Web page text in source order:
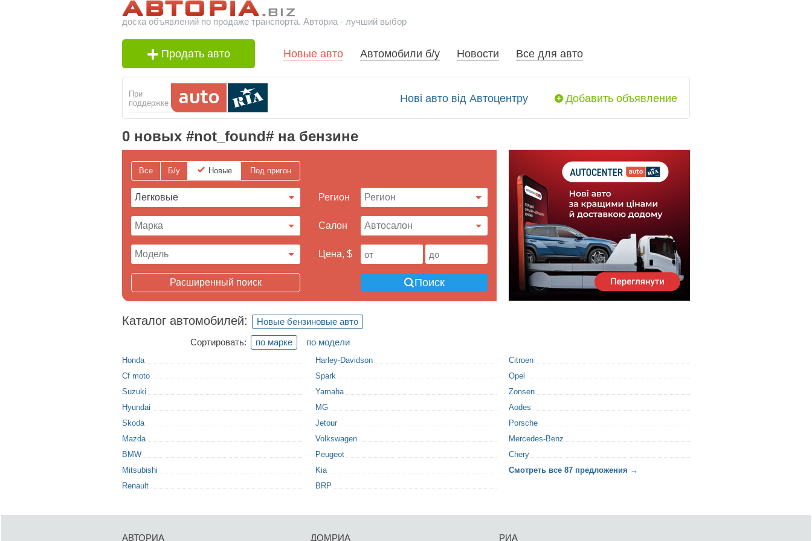
доска объявлений по продаже транспорта. Авториа - лучший выбор
Продать авто Новые авто Автомобили б/у Новости Все для авто
При
поддержке
Нові авто від Автоцентру Добавить объявление
0 новых #not_found# на бензине
Все Б/у Новые Под пригон
Регион
Cалон
Цена, $
Расширенный поиск Поиск
Каталог автомобилей:
Новые бензиновые авто
Сортировать:
по марке по модели
Honda
Cf moto
Suzuki
Hyundai
Skoda
Mazda
BMW
Mitsubishi
Renault
Harley-Davidson
Spark
Yamaha
MG
Jetour
Volkswagen
Peugeot
Kia
BRP
Citroen
Opel
Zonsen
Aodes
Porsche
Mercedes-Benz
Chery
Смотреть все 87 предложения →
АВТОРИА ДОМРИА РИА